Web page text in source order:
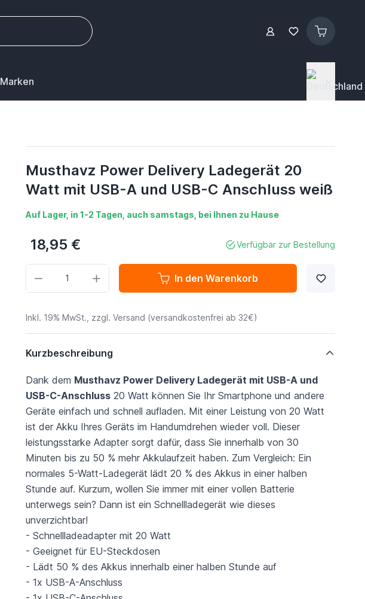
Marken
Musthavz Power Delivery Ladegerät 20
Watt mit USB-A und USB-C Anschluss weiß
Auf Lager, in 1-2 Tagen, auch samstags, bei Ihnen zu Hause
18,95 € Verfügbar zur Bestellung
In den Warenkorb
Inkl. 19% MwSt., zzgl. Versand (versandkostenfrei ab 32€)
Kurzbeschreibung
Dank dem Musthavz Power Delivery Ladegerät mit USB-A und
USB-C-Anschluss20 Watt können Sie Ihr Smartphone und andere
Geräte einfach und schnell aufladen. Mit einer Leistung von 20 Watt
ist der Akku Ihres Geräts im Handumdrehen wieder voll. Dieser
leistungsstarke Adapter sorgt dafür, dass Sie innerhalb von 30
Minuten bis zu 50 % mehr Akkulaufzeit haben. Zum Vergleich: Ein
normales 5-Watt-Ladegerät lädt 20 % des Akkus in einer halben
Stunde auf. Kurzum, wollen Sie immer mit einer vollen Batterie
unterwegs sein? Dann ist ein Schnellladegerät wie dieses
unverzichtbar!
- Schnellladeadapter mit 20 Watt
- Geeignet für EU-Steckdosen
- Lädt 50 % des Akkus innerhalb einer halben Stunde auf
- 1x USB-A-Anschluss